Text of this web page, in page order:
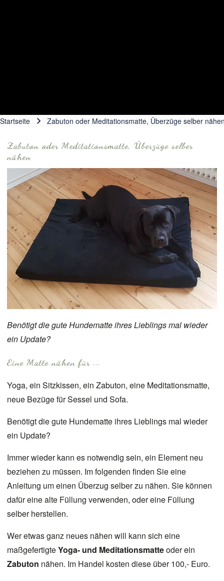
Startseite Zabuton oder Meditationsmatte, Überzüge selber
Zabuton oder Meditationsmatte, Überzüge selber
nähen
Benötigt die gute Hundematte ihres Lieblings mal wieder
ein Update?
Eine Matte nähen für ...
Yoga, ein Sitzkissen, ein Zabuton, eine Meditationsmatte,
neue Bezüge für Sessel und Sofa.
Benötigt die gute Hundematte ihres Lieblings mal wieder
ein Update?
Immer wieder kann es notwendig sein, ein Element neu
beziehen zu müssen. Im folgenden finden Sie eine
Anleitung um einen Überzug selber zu nähen. Sie können
dafür eine alte Füllung verwenden, oder eine Füllung
selber herstellen.
Wer etwas ganz neues nähen will kann sich eine
maßgefertigteYoga- und Meditationsmatteoder ein
Zabuton nähen. Im Handel kosten diese über 100,- Euro.